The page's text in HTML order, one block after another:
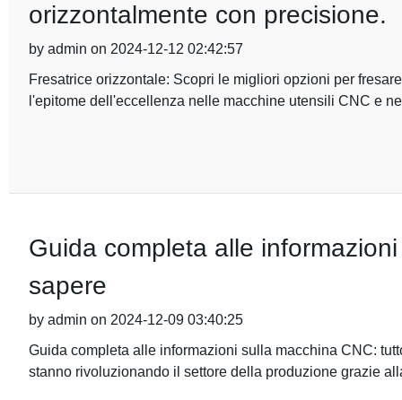
orizzontalmente con precisione.
by admin on 2024-12-12 02:42:57
Fresatrice orizzontale: Scopri le migliori opzioni per
l'epitome dell'eccellenza nelle macchine utensili CNC e
Guida completa alle
sapere
by admin on 2024-12-09 03:40:25
Guida completa alle informazioni sulla macchina CNC:
stanno rivoluzionando il settore della produzione grazie